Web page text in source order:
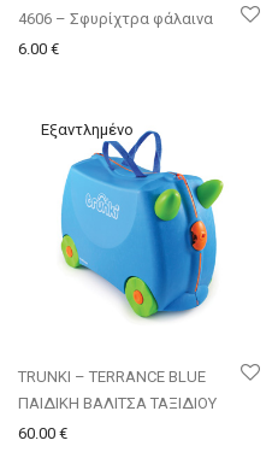
4606 – Σφυρίχτρα φάλαινα
6.00 €
TRUNKI – TERRANCE BLUE
ΠΑΙΔΙΚΗ ΒΑΛΙΤΣΑ ΤΑΞΙΔΙΟΥ
60.00 €